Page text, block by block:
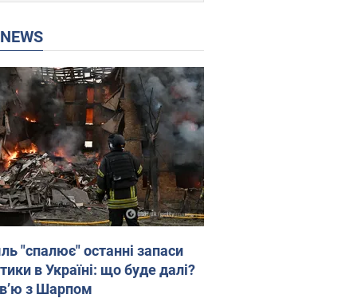
NEWS
"спалює" останні запаси
в Україні: що буде далі?
з Шарпом